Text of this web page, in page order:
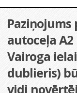
autoceļa
Vairoga
dublieris)
vidi